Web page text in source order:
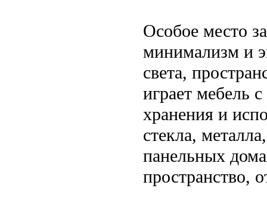
Особое место
минимализм и
света,
играет мебель
хранения и
стекла,
панельных
пространство,